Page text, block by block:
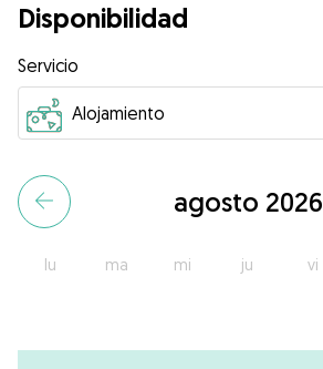
Disponibilidad
Servicio
agosto 2026
lu ma mi ju vi